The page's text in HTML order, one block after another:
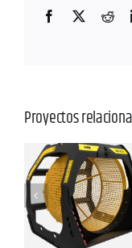
Facebook
X
Proyectos